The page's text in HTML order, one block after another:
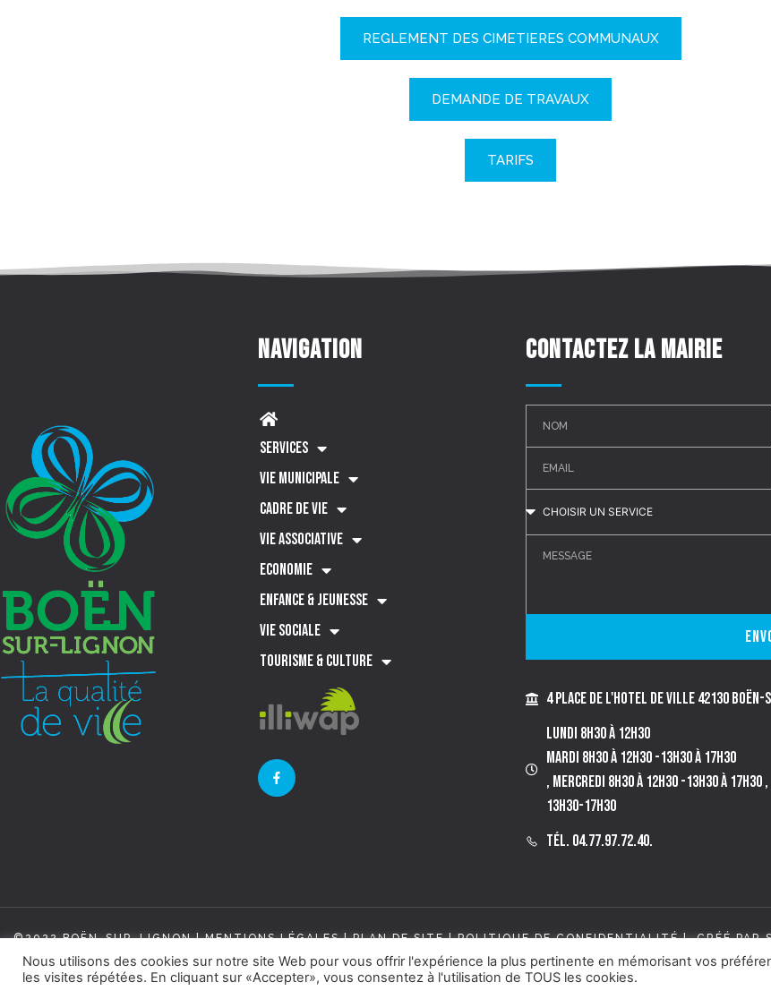
REGLEMENT DES CIMETIERES COMMUNAUX
DEMANDE DE TRAVAUX
TARIFS
Navigation
SERVICES
VIE MUNICIPALE
CADRE DE VIE
VIE ASSOCIATIVE
ECONOMIE
ENFANCE & JEUNESSE
VIE SOCIALE
TOURISME & CULTURE
Contactez la mairie
4 place de l'Hotel de Ville 42130 BOËN-
Lundi 8h30 à 12h30
Mardi 8h30 à 12h30 -13h30 à 17h30
, Mercredi 8h30 à 12h30 -13h30 à
13h30-17h30
Tél. 04.77.97.72.40.
©2022 BOËN-SUR-LIGNON |MENTIONS LÉGALES|PLAN DE SITE|POLITIQUE DE CONFIDENTIALITÉ| CRÉÉ PAR
Nous utilisons des cookies sur notre site Web pour vous offrir l'expérience la plus pertinente en mémorisant vos
les visites répétées. En cliquant sur «Accepter», vous consentez à l'utilisation de TOUS les cookies.